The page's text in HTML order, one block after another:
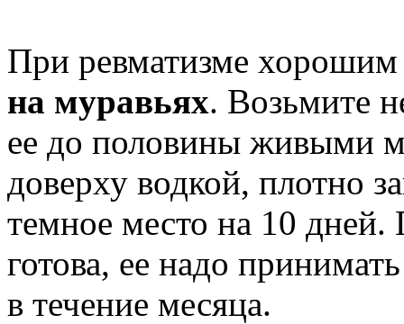
При ревматизме хорошим
на муравьях. Возьмите
ее до половины живыми
доверху водкой, плотно
темное место на 10 дней.
готова, ее надо
в течение месяца.